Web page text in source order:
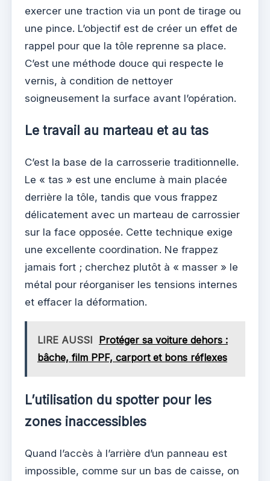
exercer une traction via un pont de tirage ou
une pince. L’objectif est de créer un effet de
rappel pour que la tôle reprenne sa place.
C’est une méthode douce qui respecte le
vernis, à condition de nettoyer
soigneusement la surface avant l’opération.
Le travail au marteau et au tas
C’est la base de la carrosserie traditionnelle.
Le « tas » est une enclume à main placée
derrière la tôle, tandis que vous frappez
délicatement avec un marteau de carrossier
sur la face opposée. Cette technique exige
une excellente coordination. Ne frappez
jamais fort ; cherchez plutôt à « masser » le
métal pour réorganiser les tensions internes
et effacer la déformation.
LIRE AUSSI Protéger sa voiture dehors :
bâche, film PPF, carport et bons réflexes
L’utilisation du spotter pour les
zones inaccessibles
Quand l’accès à l’arrière d’un panneau est
impossible, comme sur un bas de caisse, on